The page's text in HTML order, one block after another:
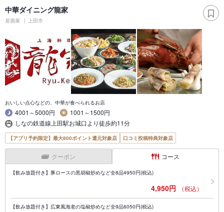
中華ダイニング龍家
居酒屋 上田市
おいしい点心などの、中華が食べられるお店
4001～5000円
1001～1500円
しなの鉄道線上田駅お城口より徒歩約11分
【アプリ予約限定】最大800ポイント還元対象店 口コミ投稿特典対象店
クーポン コース
【飲み放題付き】豚ロースの黒胡椒炒めなど全8品4950円(税込)
4,950円 （税込）
【飲み放題付き】広東風海老の塩椒炒めなど全9品6050円(税込)